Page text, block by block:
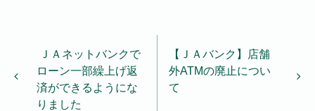
投稿ナビゲーション
ＪＡネットバンクで
ローン一部繰上げ返
済ができるようにな
りました
【ＪＡバンク】店舗
外ATMの廃止につい
て